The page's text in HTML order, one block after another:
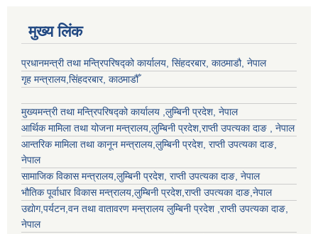
मुख्य लिंक
प्रधानमन्त्री तथा मन्त्रिपरिषद्को कार्यालय, सिंहदरबार, काठमाडौ, नेपाल
गृह मन्त्रालय,सिंहदरबार, काठमाडौँ
मुख्यमन्त्री तथा मन्त्रिपरिषद्को कार्यालय ,लुम्बिनी प्रदेश, नेपाल
आर्थिक मामिला तथा योजना मन्त्रालय,लुम्बिनी प्रदेश,राप्ती उपत्यका दाङ , नेपाल
आन्तरिक मामिला तथा कानून मन्त्रालय,लुम्बिनी प्रदेश, राप्ती उपत्यका दाङ,
नेपाल
सामाजिक विकास मन्त्रालय,लुम्बिनी प्रदेश, राप्ती उपत्यका दाङ, नेपाल
भौतिक पूर्वाधार विकास मन्त्रालय,लुम्बिनी प्रदेश,राप्ती उपत्यका दाङ,नेपाल
उद्याेग,पर्यटन,वन तथा वातावरण मन्त्रालय लुम्बिनी प्रदेश ,राप्ती उपत्यका दाङ,
नेपाल